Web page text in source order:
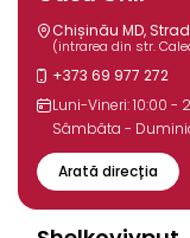
Chișinău MD,
(intrarea din str.
+373 69 977 272
Luni-Vineri: 10:00 -
Sâmbăta -
Arată direcția